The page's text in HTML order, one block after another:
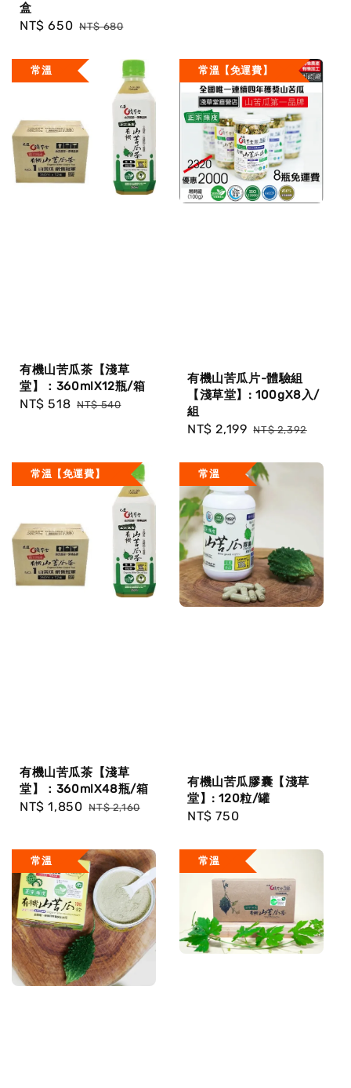
盒
Sale
NT$ 650 Regular
NT$ 680
常溫
有機山苦瓜茶【淺草
堂】：360mlX12瓶/箱
Sale
NT$ 518 Regular
NT$ 540
常溫【免運費】
有機山苦瓜片-體驗組
【淺草堂】: 100gX8入/
組
Sale
NT$ 2,199 Regular
NT$ 2,392
常溫【免運費】
有機山苦瓜茶【淺草
堂】：360mlX48瓶/箱
Sale
NT$ 1,850 Regular
NT$ 2,160
常溫
有機山苦瓜膠囊【淺草
堂】: 120粒/罐
Regular
NT$ 750
常溫 常溫